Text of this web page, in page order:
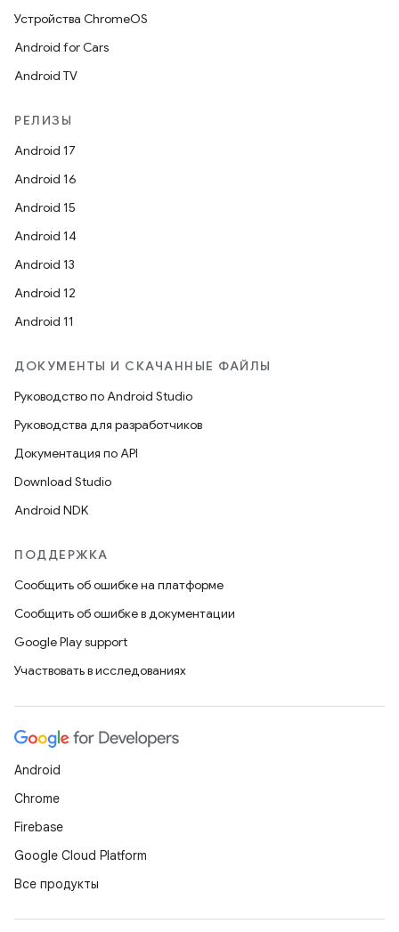
Устройства ChromeOS
Android for Cars
Android TV
РЕЛИЗЫ
Android 17
Android 16
Android 15
Android 14
Android 13
Android 12
Android 11
ДОКУМЕНТЫ И СКАЧАННЫЕ ФАЙЛЫ
Руководство по Android Studio
Руководства для разработчиков
Документация по API
Download Studio
Android NDK
ПОДДЕРЖКА
Сообщить об ошибке на платформе
Сообщить об ошибке в документации
Google Play support
Участвовать в исследованиях
Android
Chrome
Firebase
Google Cloud Platform
Все продукты